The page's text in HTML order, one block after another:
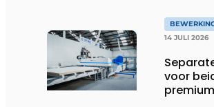
14 JULI 2026
voor